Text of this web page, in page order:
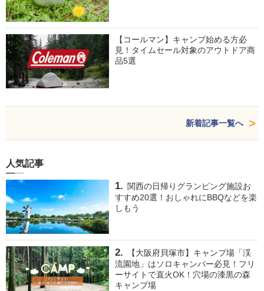
【コールマン】キャンプ始める方必
見！タイムセール対象のアウトドア商
品5選
新着記事一覧へ
人気記事
関西の日帰りグランピング施設お
すすめ20選！おしゃれにBBQなどを楽
しもう
【大阪府貝塚市】キャンプ場「渓
流園地」はソロキャンパー必見！フリ
ーサイトで直火OK！穴場の漆黒の森
キャンプ場